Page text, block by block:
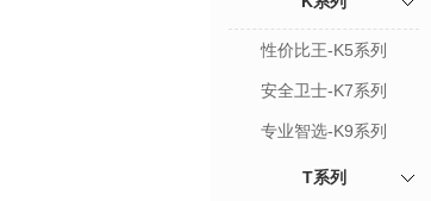
性价比王-K5系列
安全卫士-K7系列
专业智选-K9系列
T系列